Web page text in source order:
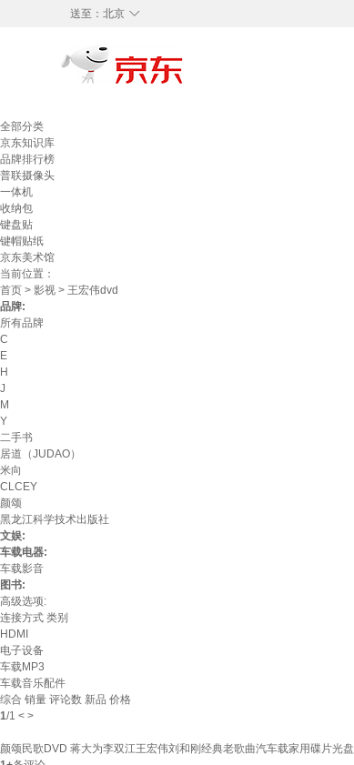
◇
送至： 北京
全部分类
京东知识库
品牌排行榜
普联摄像头
一体机
收纳包
键盘贴
键帽贴纸
京东美术馆
当前位置：
首页 > 影视 > 王宏伟dvd
品牌:
所有品牌
C
E
H
J
M
Y
二手书
居道（JUDAO）
米向
CLCEY
颜颂
黑龙江科学技术出版社
文娱:
车载电器:
车载影音
图书:
高级选项:
连接方式 类别
HDMI
电子设备
车载MP3
车载音乐配件
综合 销量 评论数 新品 价格
1/1 < >
颜颂民歌DVD 蒋大为李双江王宏伟刘和刚经典老歌曲汽车载家用碟片光盘